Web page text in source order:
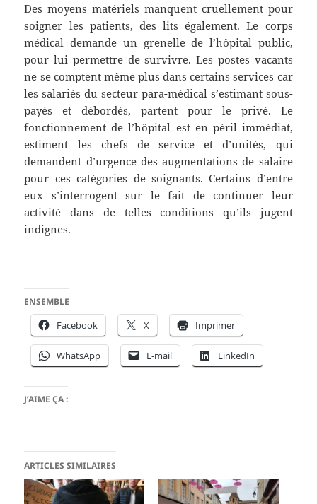
Des moyens matériels manquent cruellement pour
soigner les patients, des lits également. Le corps
médical demande un grenelle de l’hôpital public,
pour lui permettre de survivre. Les postes vacants
ne se comptent même plus dans certains services car
les salariés du secteur para-médical s’estimant sous-
payés et débordés, partent pour le privé. Le
fonctionnement de l’hôpital est en péril immédiat,
estiment les chefs de service et d’unités, qui
demandent d’urgence des augmentations de salaire
pour ces catégories de soignants. Certains d’entre
eux s’interrogent sur le fait de continuer leur
activité dans de telles conditions qu’ils jugent
indignes.
ENSEMBLE
Facebook X Imprimer
WhatsApp E-mail LinkedIn
J’AIME ÇA :
ARTICLES SIMILAIRES